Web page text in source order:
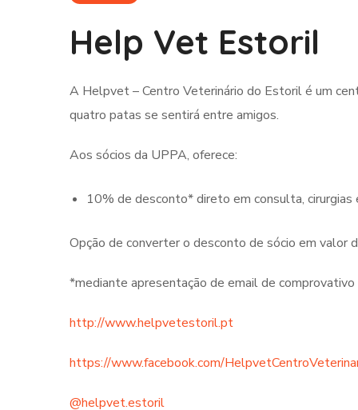
Help Vet Estoril
A Helpvet – Centro Veterinário do Estoril é um
quatro patas se sentirá entre amigos.
Aos sócios da UPPA, oferece:
10% de desconto* direto em consulta, cirurgias
Opção de converter o desconto de sócio em valor
*mediante apresentação de email de
http://www.helpvetestoril.pt
https://www.facebook.com/
@helpvet.estoril